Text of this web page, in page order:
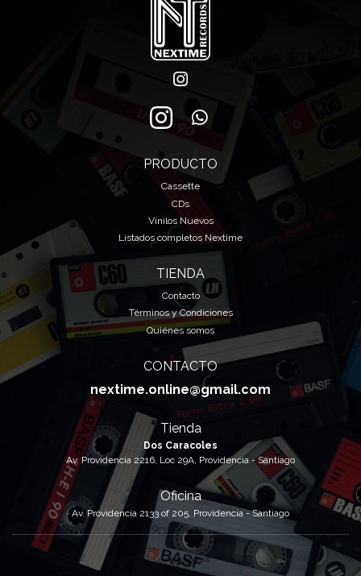
PRODUCTO
Cassette
CDs
Vinilos Nuevos
Listados completos Nextime
TIENDA
Contacto
Términos y Condiciones
Quiénes somos
CONTACTO
nextime.online@gmail.com
Tienda
Dos Caracoles
Av. Providencia 2216, Loc 29A, Providencia - Santiago
Oficina
Av. Providencia 2133 of 205, Providencia - Santiago